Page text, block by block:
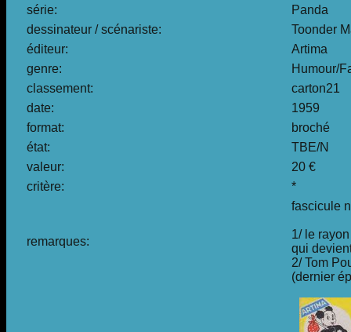
série:
Panda
dessinateur / scénariste:
Toonder
éditeur:
Artima
genre:
Humour/
classement:
carton21
date:
1959
format:
broché
état:
TBE/N
valeur:
20 €
critère:
*
remarques:
fascicule
1/ le
qui
2/ Tom
(dernier